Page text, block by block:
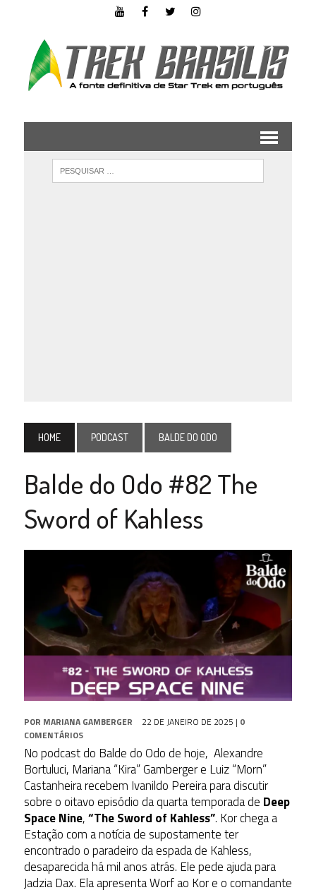
HOME PODCAST BALDE DO ODO
Balde do Odo #82 The
Sword of Kahless
POR MARIANA GAMBERGER 22 DE JANEIRO DE 2025 | 0
COMENTÁRIOS
No podcast do Balde do Odo de hoje, Alexandre
Bortuluci, Mariana “Kira” Gamberger e Luiz “Morn”
Castanheira recebem Ivanildo Pereira para discutir
sobre o oitavo episódio da quarta temporada de Deep
Space Nine,“The Sword of Kahless”. Kor chega a
Estação com a notícia de supostamente ter
encontrado o paradeiro da espada de Kahless,
desaparecida há mil anos atrás. Ele pede ajuda para
Jadzia Dax. Ela apresenta Worf ao Kor e o comandante